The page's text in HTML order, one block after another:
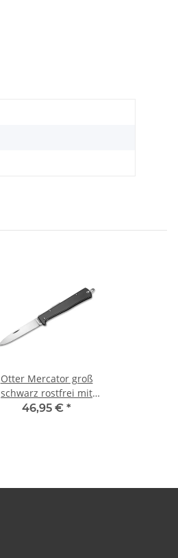
Otter Mercator groß
schwarz rostfrei mit
Clip
46,95 € *